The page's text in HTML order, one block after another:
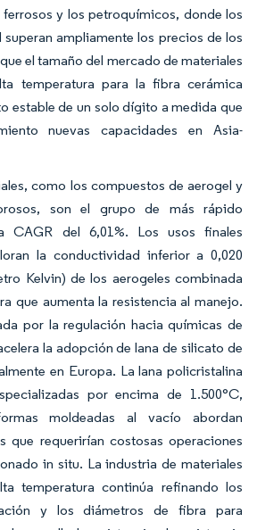
y los petroquímicos, donde los
ampliamente los precios de los
el tamaño del mercado de materiales
temperatura para la fibra cerámica
estable de un solo dígito a medida que
nuevas capacidades en Asia-
como los compuestos de aerogel y
son el grupo de más rápido
CAGR del 6,01%. Los usos finales
la conductividad inferior a 0,020
Kelvin) de los aerogeles combinada
que aumenta la resistencia al manejo.
por la regulación hacia químicas de
la adopción de lana de silicato de
en Europa. La lana policristalina
por encima de 1.500°C,
moldeadas al vacío abordan
que requerirían costosas operaciones
in situ. La industria de materiales
temperatura continúa refinando los
y los diámetros de fibra para